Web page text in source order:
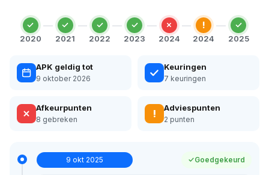
2020 2021 2022 2023 2024
!
2024 2025
APK geldig tot
9 oktober 2026
Keuringen
7 keuringen
Afkeurpunten
8 gebreken ! Adviespunten
2 punten
9 okt 2025 Goedgekeurd